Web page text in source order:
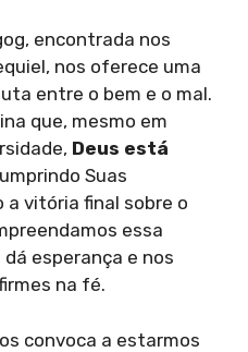
encontrada nos
nos oferece uma
entre o bem e o mal.
que, mesmo em
Deus está
Suas
a vitória final sobre o
essa
esperança e nos
na fé.
convoca a estarmos